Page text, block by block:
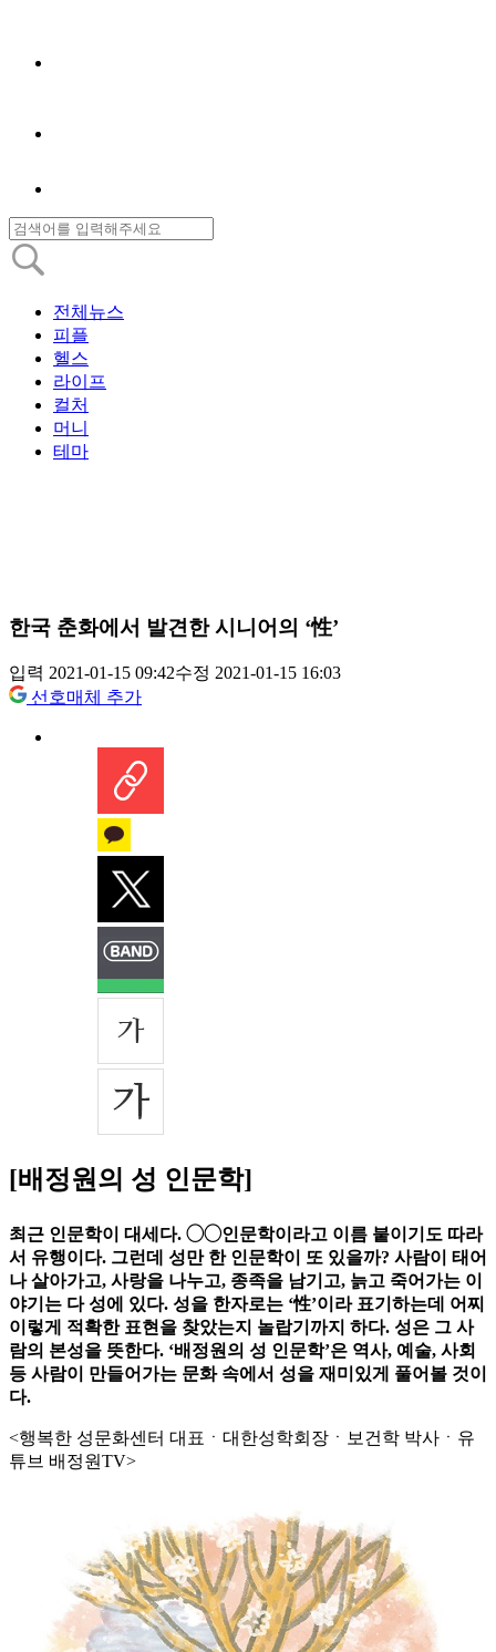
전체뉴스
피플
헬스
라이프
컬처
머니
테마
한국 춘화에서 발견한 시니어의 ‘性’
입력 2021-01-15 09:42수정 2021-01-15 16:03
선호매체 추가
[배정원의 성 인문학]
최근 인문학이 대세다. ◯◯인문학이라고 이름 붙이기도 따라
서 유행이다. 그런데 성만 한 인문학이 또 있을까? 사람이 태어
나 살아가고, 사랑을 나누고, 종족을 남기고, 늙고 죽어가는 이
야기는 다 성에 있다. 성을 한자로는 ‘性’이라 표기하는데 어찌
이렇게 적확한 표현을 찾았는지 놀랍기까지 하다. 성은 그 사
람의 본성을 뜻한다. ‘배정원의 성 인문학’은 역사, 예술, 사회
등 사람이 만들어가는 문화 속에서 성을 재미있게 풀어볼 것이
다.
<행복한 성문화센터 대표ㆍ대한성학회장ㆍ보건학 박사ㆍ유
튜브 배정원TV>